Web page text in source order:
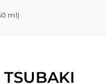
ml)
TSUBAKI